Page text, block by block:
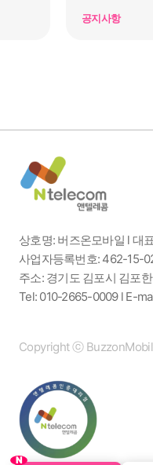
공지사항
상호명: 버즈온모바일 l 대
사업자등록번호: 462-15-
주소: 경기도 김포시 김포
Tel: 010-2665-0009 l E-
Copyright ⓒ
N